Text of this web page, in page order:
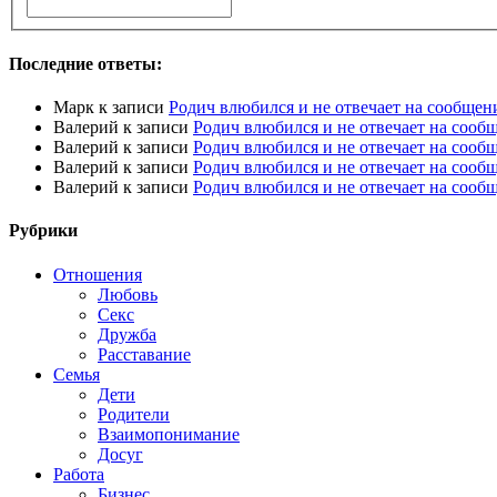
Последние ответы:
Марк к записи Родич влюбился и не отвечает на
Валерий к записи Родич влюбился и не отвечает на
Валерий к записи Родич влюбился и не отвечает на
Валерий к записи Родич влюбился и не отвечает на
Валерий к записи Родич влюбился и не отвечает на
Рубрики
Отношения
Любовь
Секс
Дружба
Расставание
Семья
Дети
Родители
Взаимопонимание
Досуг
Работа